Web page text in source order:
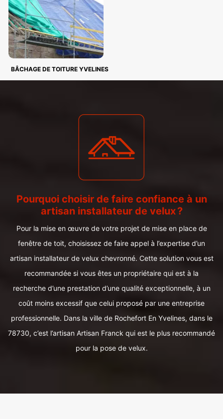
BÂCHAGE DE TOITURE YVELINES
Pourquoi choisir de faire confiance à un
artisan installateur de velux ?
Pour la mise en œuvre de votre projet de mise en place de
fenêtre de toit, choisissez de faire appel à l’expertise d’un
artisan installateur de velux chevronné. Cette solution vous est
recommandée si vous êtes un propriétaire qui est à la
recherche d’une prestation d’une qualité exceptionnelle, à un
coût moins excessif que celui proposé par une entreprise
professionnelle. Dans la ville de Rochefort En Yvelines, dans le
78730, c’est l’artisan Artisan Franck qui est le plus recommandé
pour la pose de velux.